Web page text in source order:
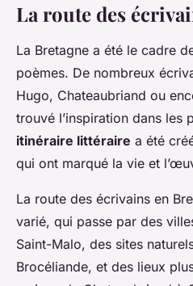
La route des
La Bretagne a été le cadre
poèmes. De nombreux
Hugo, Chateaubriand ou
trouvé l’inspiration dans les
itinéraire littéraire a été
qui ont marqué la vie et
La route des écrivains en
varié, qui passe par des
Saint-Malo, des sites
Brocéliande, et des lieux